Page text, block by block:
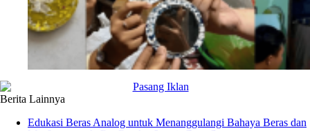
Berita Lainnya
Edukasi Beras Analog untuk Menanggulangi Bahaya Beras dan